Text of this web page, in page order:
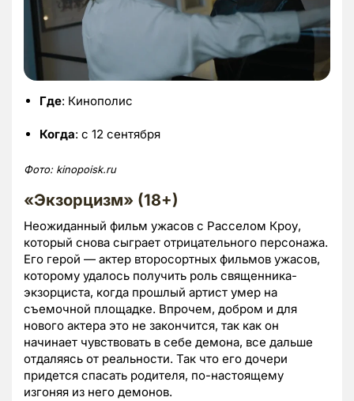
Где: Кинополис
Когда: с 12 сентября
Фото: kinopoisk.ru
«Экзорцизм» (18+)
Неожиданный фильм ужасов с Расселом Кроу,
который снова сыграет отрицательного персонажа.
Его герой — актер второсортных фильмов ужасов,
которому удалось получить роль священника-
экзорциста, когда прошлый артист умер на
съемочной площадке. Впрочем, добром и для
нового актера это не закончится, так как он
начинает чувствовать в себе демона, все дальше
отдаляясь от реальности. Так что его дочери
придется спасать родителя, по-настоящему
изгоняя из него демонов.